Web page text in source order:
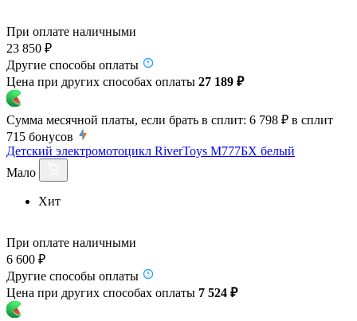
При оплате наличными
23 850 ₽
Другие способы оплаты
Цена при других способах оплаты 27 189 ₽
Сумма месячной платы, если брать в сплит: 6 798 ₽ в сплит
715 бонусов
Детский электромотоцикл RiverToys М777БХ белый
Мало
Хит
При оплате наличными
6 600 ₽
Другие способы оплаты
Цена при других способах оплаты 7 524 ₽